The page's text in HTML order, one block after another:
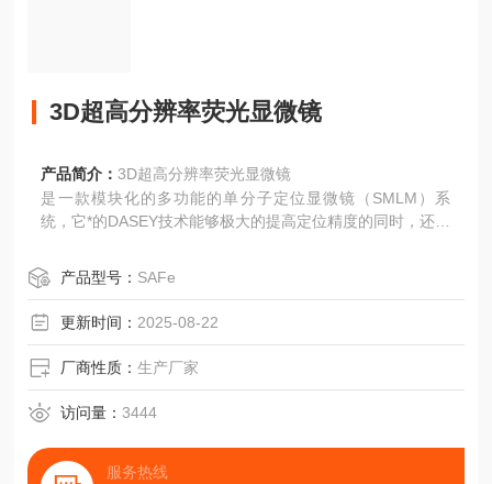
3D超高分辨率荧光显微镜
产品简介：3D超高分辨率荧光显微镜
是一款模块化的多功能的单分子定位显微镜（SMLM）系
统，它*的DASEY技术能够极大的提高定位精度的同时，还保
多数的倒置显微镜上，并且仅仅需要使用一个C-mount（CC
D或CMOS所连接的部位）接口，即可将您的倒置显微镜直
接升级为超分辨率显微镜
产品型号： SAFe
更新时间： 2025-08-22
厂商性质：生产厂家
访问量：3444
服务热线